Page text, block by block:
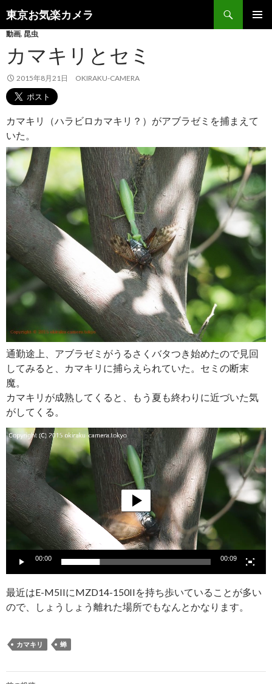
東京お気楽カメラ
検
索
ン
テ
ン
ツ
へ
ス
ッ
プ
動画, 昆虫
カマキリとセミ
2015年8月21日 OKIRAKU-CAMERA
カマキリ（ハラビロカマキリ？）がアブラゼミを捕まえて
いた。
通勤途上、アブラゼミがうるさくバタつき始めたので見回
してみると、カマキリに捕らえられていた。セミの断末
魔。
カマキリが成熟してくると、もう夏も終わりに近づいた気
がしてくる。
動
画
レ
ー
ヤ
00:00 00:09
最近はE-M5IIにMZD14-150IIを持ち歩いていることが多い
ので、しょうしょう離れた場所でもなんとかなります。
カマキリ 蝉